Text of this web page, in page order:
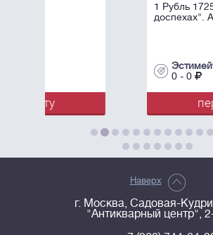
1 Рубль 1725. "В античных
доспехах". AU55.
перейти к лоту
Наверх
г. Москва, Садовая-
"Антикварный центр",